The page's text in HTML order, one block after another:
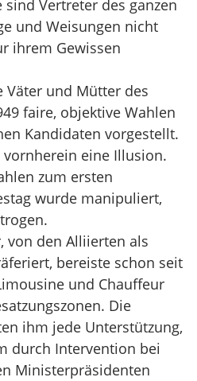
sind Vertreter des ganzen
und Weisungen nicht
ihrem Gewissen
Väter und Mütter des
faire, objektive Wahlen
Kandidaten vorgestellt.
vornherein eine Illusion.
zum ersten
wurde manipuliert,
von den Alliierten als
bereiste schon seit
und Chauffeur
Die
ihm jede Unterstützung,
durch Intervention bei
Ministerpräsidenten